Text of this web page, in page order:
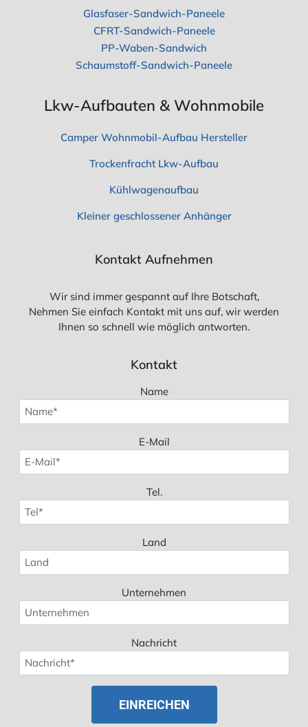
Glasfaser-Sandwich-Paneele
CFRT-Sandwich-Paneele
PP-Waben-Sandwich
Schaumstoff-Sandwich-Paneele
Lkw-Aufbauten & Wohnmobile
Camper Wohnmobil-Aufbau Hersteller
Trockenfracht Lkw-Aufbau
Kühlwagenaufbau
Kleiner geschlossener Anhänger
Kontakt Aufnehmen
Wir sind immer gespannt auf Ihre Botschaft,
Nehmen Sie einfach Kontakt mit uns auf, wir werden
Ihnen so schnell wie möglich antworten.
Kontakt
Name
E-Mail
Tel.
Land
Unternehmen
Nachricht
Spanish